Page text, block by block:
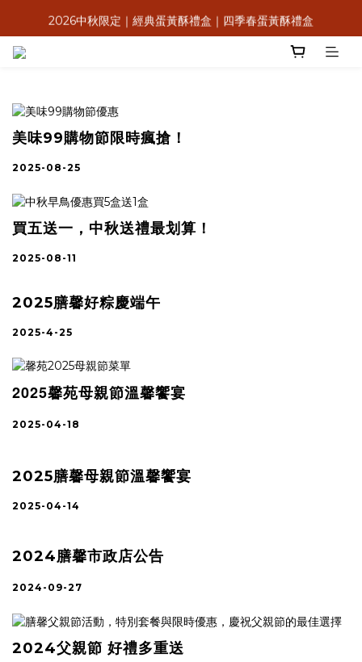
8月感恩獻心意，送禮送米其林
2026中秋限定｜經典蛋黃酥禮盒｜四季春蛋黃酥禮盒
美味99購物節限時瘋搶！
2025-08-25
買五送一，中秋送禮最划算！
2025-08-11
2025膳馨好粽慶端午
2025-4-25
2025馨苑母親節溫馨饗宴
2025-04-18
2025膳馨母親節溫馨饗宴
2025-04-14
2024膳馨市政店公告
2024-09-27
2024父親節 好禮多重送